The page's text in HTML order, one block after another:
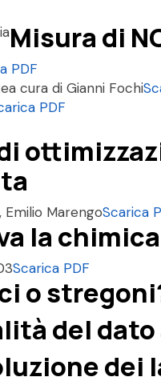
Misura di
PDF
a cura di Gianni Fochi
PDF
Emilio MarengoScarica
la
Scarica PDF
o
del
dei